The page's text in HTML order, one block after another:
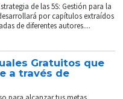
de las 5S: Gestión para la
por capítulos extraídos
de diferentes autores....
Gratuitos que
a través de